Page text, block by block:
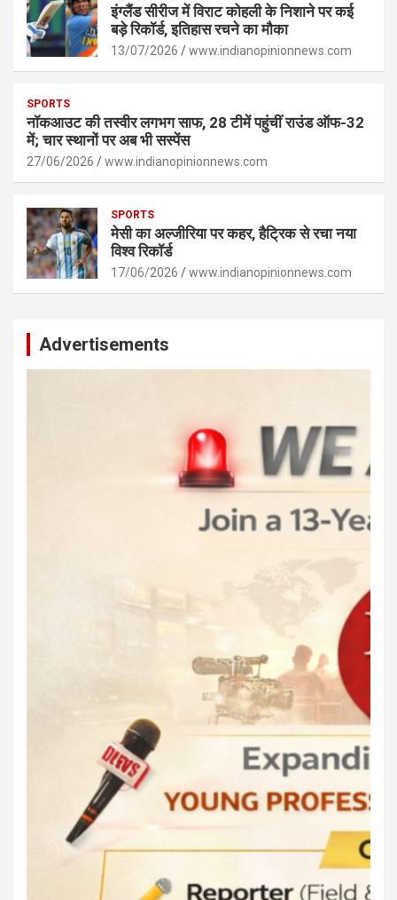
इंग्लैंड सीरीज में विराट कोहली के निशाने पर कई
बड़े रिकॉर्ड, इतिहास रचने का मौका
13/07/2026 www.indianopinionnews.com
SPORTS
नॉकआउट की तस्वीर लगभग साफ, 28 टीमें पहुंचीं राउंड ऑफ-32
में; चार स्थानों पर अब भी सस्पेंस
27/06/2026 www.indianopinionnews.com
SPORTS
मेसी का अल्जीरिया पर कहर, हैट्रिक से रचा नया
विश्व रिकॉर्ड
17/06/2026 www.indianopinionnews.com
Advertisements